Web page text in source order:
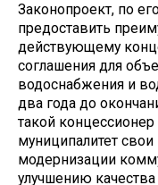
Законопроект, по
предоставить
действующему
соглашения для
водоснабжения и
два года до
такой
муниципалитет
модернизации
улучшению